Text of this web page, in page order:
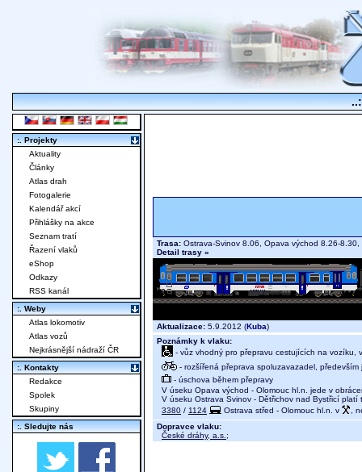
Trasa: Ostrava-Svinov 8.06, Opava východ 8.26-
Detail trasy »
Aktualizace: 5.9.2012 (Kuba)
Poznámky k vlaku:
- vůz vhodný pro přepravu cestujících na vozíku,
- rozšířená přeprava spoluzavazadel, především
- úschova během přepravy
V úseku Opava východ - Olomouc hl.n. jede v
V úseku Ostrava Svinov - Dětřichov nad Bystřicí
3380 / 1124 Ostrava střed - Olomouc hl.n. v
,
Dopravce vlaku:
České dráhy, a.s. ;
:. Projekty
Aktuality
Články
Atlas drah
Fotogalerie
Kalendář akcí
Přihlášky na akce
Seznam tratí
Řazení vlaků
eShop
Odkazy
RSS kanál
:. Weby
Atlas lokomotiv
Atlas vozů
Nejkrásnější nádraží ČR
:. Kontakty
Redakce
Spolek
Skupiny
:. Sledujte nás